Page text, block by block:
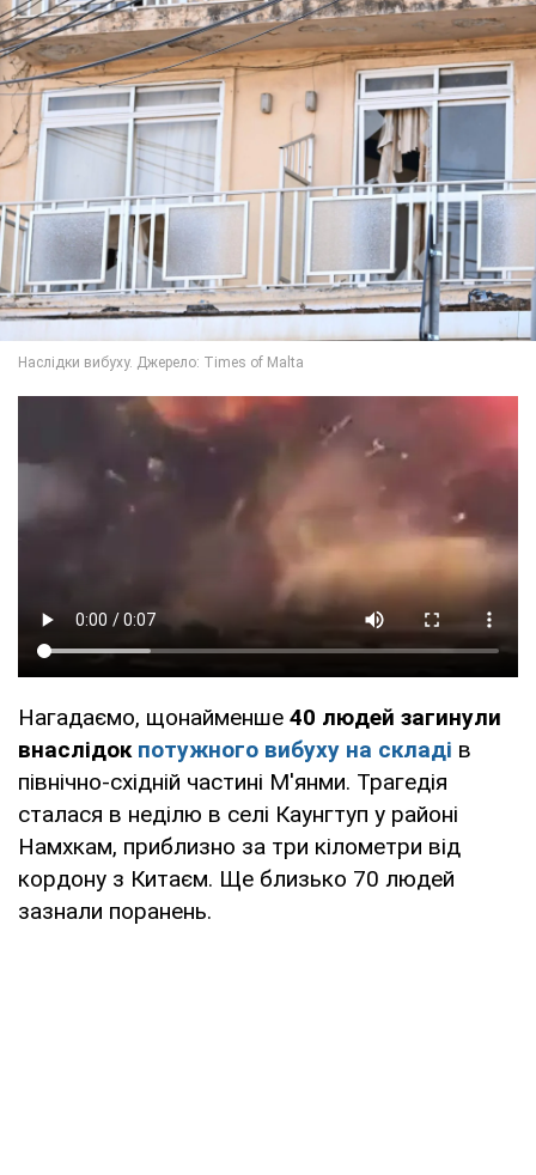
Нагадаємо, щонайменше 40 людей загинули
внаслідок потужного вибуху на складі в
північно-східній частині М'янми. Трагедія
сталася в неділю в селі Каунгтуп у районі
Намхкам, приблизно за три кілометри від
кордону з Китаєм. Ще близько 70 людей
зазнали поранень.